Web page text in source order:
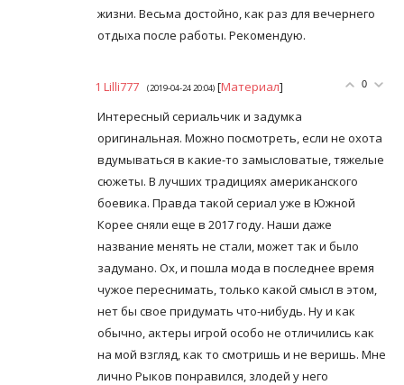
жизни. Весьма достойно, как раз для вечернего
отдыха после работы. Рекомендую.
0
1 Lilli777 (2019-04-24 20:04) [Материал]
Интересный сериальчик и задумка
оригинальная. Можно посмотреть, если не охота
вдумываться в какие-то замысловатые, тяжелые
сюжеты. В лучших традициях американского
боевика. Правда такой сериал уже в Южной
Корее сняли еще в 2017 году. Наши даже
название менять не стали, может так и было
задумано. Ох, и пошла мода в последнее время
чужое переснимать, только какой смысл в этом,
нет бы свое придумать что-нибудь. Ну и как
обычно, актеры игрой особо не отличились как
на мой взгляд, как то смотришь и не веришь. Мне
лично Рыков понравился, злодей у него